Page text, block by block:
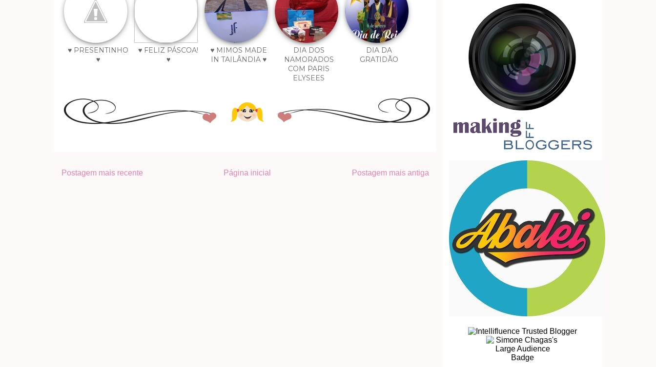
♥ PRESENTINHO
♥
♥ FELIZ PÁSCOA!
♥
♥ MIMOS MADE
IN TAILÂNDIA ♥
DIA DOS
NAMORADOS
COM PARIS
ELYSEES
DIA DA
GRATIDÃO
Postagem mais recente Postagem mais antiga
Página inicial